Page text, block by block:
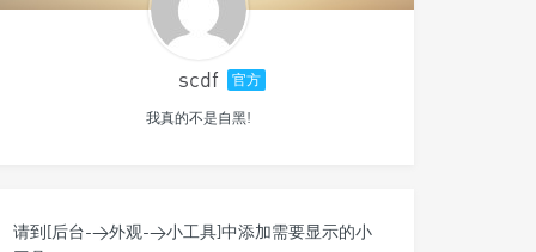
scdf 官方
我真的不是自黑!
请到[后台->外观->小工具]中添加需要显示的小